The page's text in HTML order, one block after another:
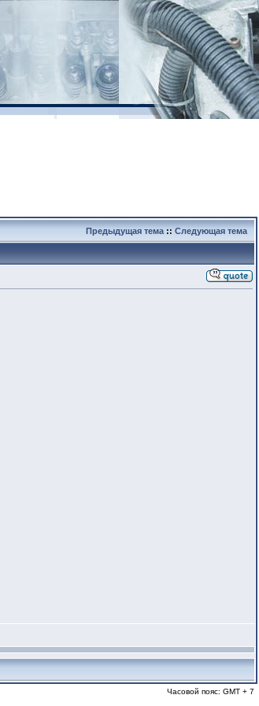
Предыдущая тема :: Следующая тема
Часовой пояс: GMT + 7